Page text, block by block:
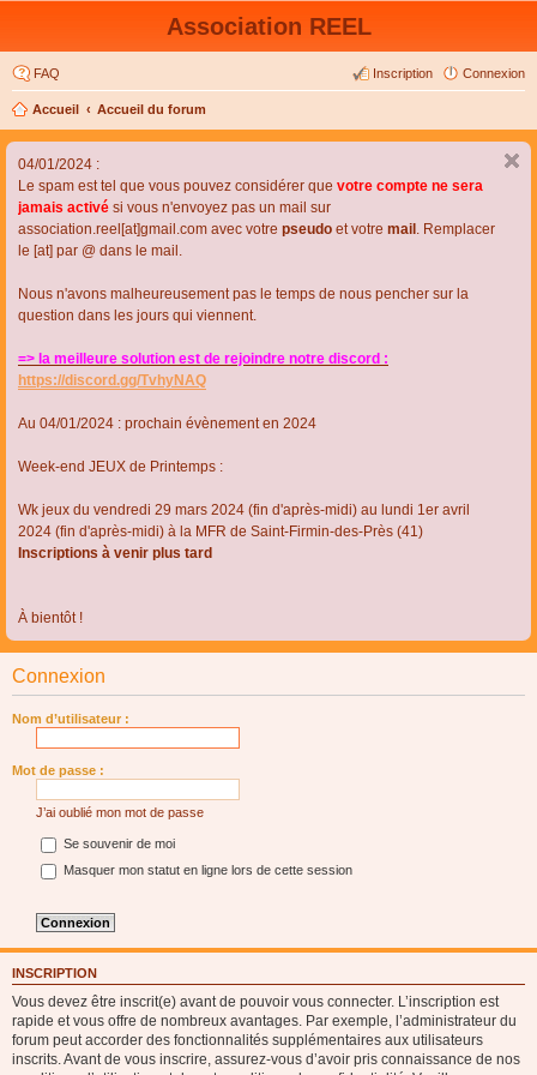
Association REEL
FAQ Connexion
Inscription
Accueil Accueil du forum
04/01/2024 :
Le spam est tel que vous pouvez considérer que votre compte ne sera
jamais activé si vous n'envoyez pas un mail sur
association.reel[at]gmail.com avec votre pseudo et votre mail . Remplacer
le [at] par @ dans le mail.
Nous n'avons malheureusement pas le temps de nous pencher sur la
question dans les jours qui viennent.
=> la meilleure solution est de rejoindre notre discord :
https://discord.gg/TvhyNAQ
Au 04/01/2024 : prochain évènement en 2024
Week-end JEUX de Printemps :
Wk jeux du vendredi 29 mars 2024 (fin d'après-midi) au lundi 1er avril
2024 (fin d'après-midi) à la MFR de Saint-Firmin-des-Près (41)
Inscriptions à venir plus tard
À bientôt !
Connexion
Nom d’utilisateur :
Mot de passe :
J’ai oublié mon mot de passe
Se souvenir de moi
Masquer mon statut en ligne lors de cette session
INSCRIPTION
Vous devez être inscrit(e) avant de pouvoir vous connecter. L’inscription est
rapide et vous offre de nombreux avantages. Par exemple, l’administrateur du
forum peut accorder des fonctionnalités supplémentaires aux utilisateurs
inscrits. Avant de vous inscrire, assurez-vous d’avoir pris connaissance de nos